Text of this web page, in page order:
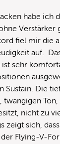
habe ich
Verstärker
fiel mir die
auf.
sehr
Sustain. Die
twangigen
nicht zu
zeigt sich,
Flying-V-